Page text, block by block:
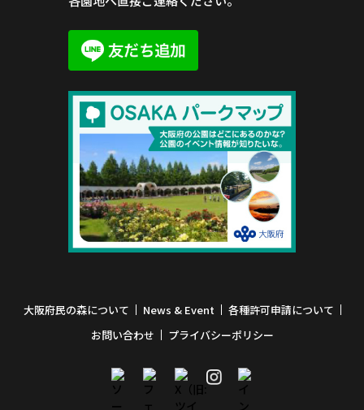
大阪府民の森について News & Event
各種許可申請について
お問い合わせ
プライバシーポリシー